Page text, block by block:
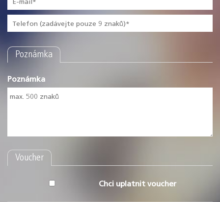
Poznámka
Poznámka
Voucher
Chci uplatnit voucher